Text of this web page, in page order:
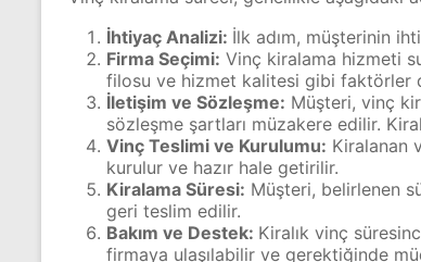
İhtiyaç Analizi: İlk adım, müşterinin
Firma Seçimi: Vinç kiralama hizmeti
filosu ve hizmet kalitesi gibi faktörler
İletişim ve Sözleşme: Müşteri, vinç
sözleşme şartları müzakere edilir.
Vinç Teslimi ve Kurulumu: Kiralanan
kurulur ve hazır hale getirilir.
Kiralama Süresi: Müşteri, belirlenen
geri teslim edilir.
Bakım ve Destek: Kiralık vinç
firmaya ulaşılabilir ve gerektiğinde